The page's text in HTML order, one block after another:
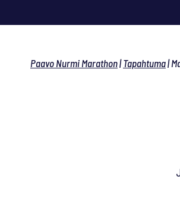
Paavo Nurmi Marathon|Tapahtuma|